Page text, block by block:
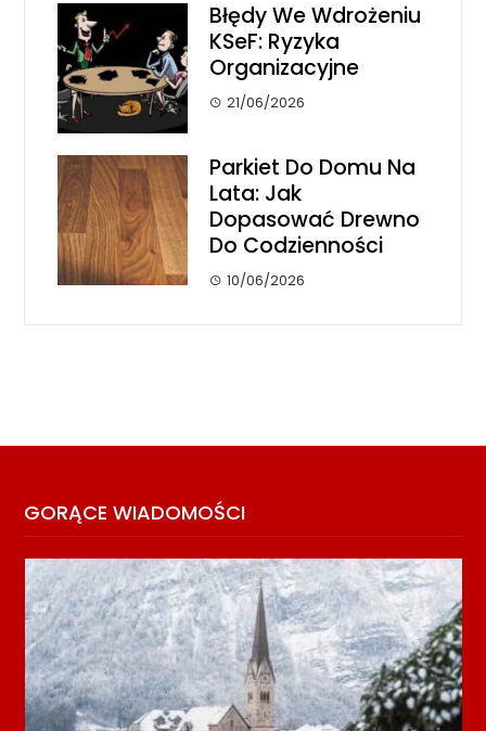
Błędy We Wdrożeniu
KSeF: Ryzyka
Organizacyjne
21/06/2026
Parkiet Do Domu Na
Lata: Jak
Dopasować Drewno
Do Codzienności
10/06/2026
GORĄCE WIADOMOŚCI